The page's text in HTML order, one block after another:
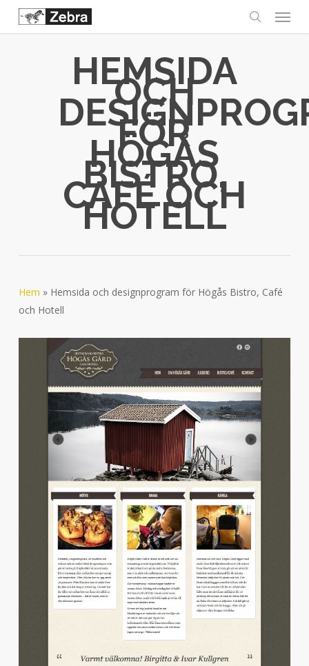
search
Menu
HEMSIDA
OCH
FÖR
HÖGÅS
BISTRO,
CAFÉ OCH
HOTELL
Hem » Hemsida och designprogram för Högås Bistro, Café
och Hotell